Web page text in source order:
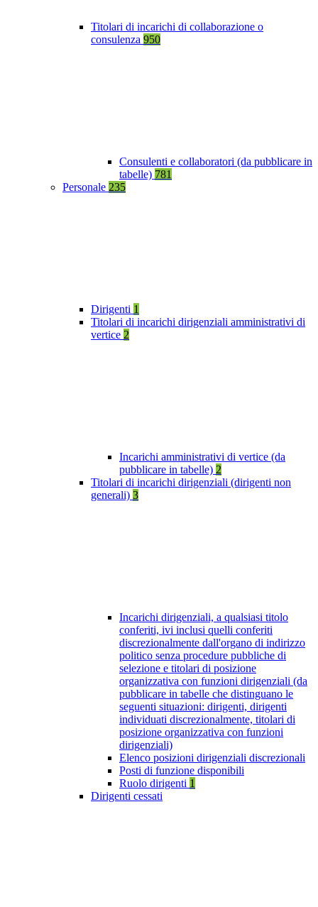
Titolari di incarichi di collaborazione o
consulenza 950
Consulenti e collaboratori (da pubblicare in
tabelle) 781
Personale 235
Dirigenti 1
Titolari di incarichi dirigenziali amministrativi di
vertice 2
Incarichi amministrativi di vertice (da
pubblicare in tabelle) 2
Titolari di incarichi dirigenziali (dirigenti non
generali) 3
Incarichi dirigenziali, a qualsiasi titolo
conferiti, ivi inclusi quelli conferiti
discrezionalmente dall'organo di indirizzo
politico senza procedure pubbliche di
selezione e titolari di posizione
organizzativa con funzioni dirigenziali (da
pubblicare in tabelle che distinguano le
seguenti situazioni: dirigenti, dirigenti
individuati discrezionalmente, titolari di
posizione organizzativa con funzioni
dirigenziali)
Elenco posizioni dirigenziali discrezionali
Posti di funzione disponibili
Ruolo dirigenti 1
Dirigenti cessati